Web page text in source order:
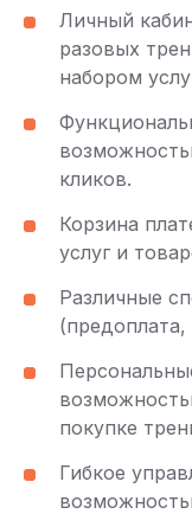
Личный
разовых
набором
кликов.
Корзина
услуг и
Различные
покупке
Гибкое